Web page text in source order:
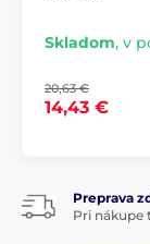
Skladom, v
20,63 €
14,43 €
Preprava
Pri nákupe